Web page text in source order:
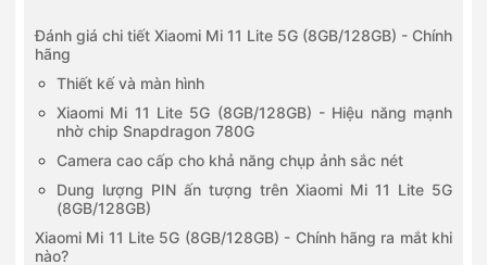
Đánh giá chi tiết Xiaomi Mi 11 Lite 5G (8GB/128GB) - Chính
hãng
Thiết kế và màn hình
Xiaomi Mi 11 Lite 5G (8GB/128GB) - Hiệu năng mạnh
nhờ chip Snapdragon 780G
Camera cao cấp cho khả năng chụp ảnh sắc nét
Dung lượng PIN ấn tượng trên Xiaomi Mi 11 Lite 5G
(8GB/128GB)
Xiaomi Mi 11 Lite 5G (8GB/128GB) - Chính hãng ra mắt khi
nào?